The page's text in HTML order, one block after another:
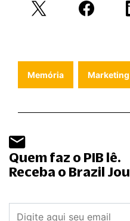
Memória Marketing
Quem faz o PIB lê.
Receba o Brazil